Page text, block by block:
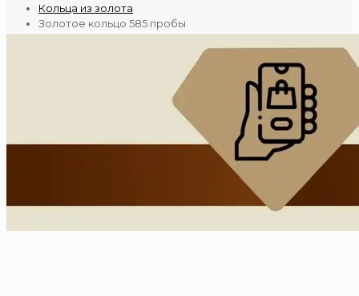
Кольца из золота
Золотое кольцо 585 пробы